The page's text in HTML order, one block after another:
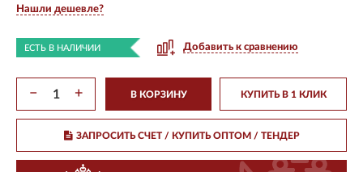
Нашли дешевле?
ЕСТЬ В НАЛИЧИИ Добавить к сравнению
− + В КОРЗИНУ КУПИТЬ В 1 КЛИК
ЗАПРОСИТЬ СЧЕТ / КУПИТЬ ОПТОМ/ ТЕНДЕР